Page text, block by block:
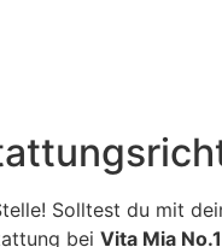
Solltest du mit
bei Vita Mia